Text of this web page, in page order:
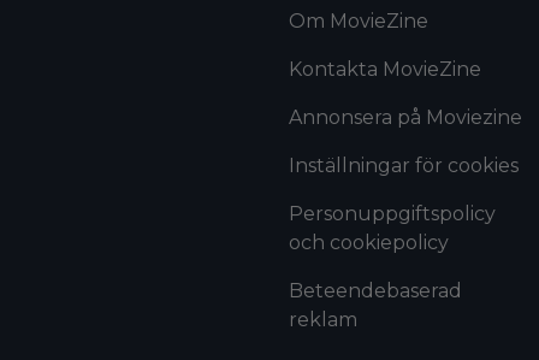
Om MovieZine
Kontakta MovieZine
Annonsera på Moviezine
Inställningar för cookies
Personuppgiftspolicy
och cookiepolicy
Beteendebaserad
reklam